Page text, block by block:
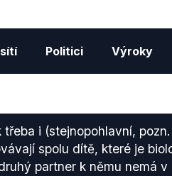
Politici Výroky
třeba i (stejnopohlavní,
spolu dítě, které je
partner k němu nemá